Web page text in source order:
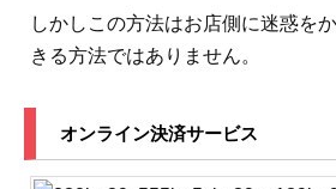
しかしこの方法はお店側に迷惑を
きる方法ではありません。
オンライン決済サービス